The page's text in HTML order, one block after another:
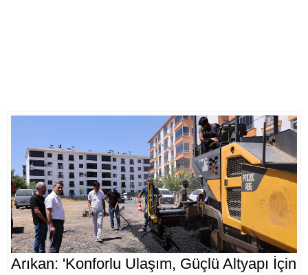
Arıkan: 'Konforlu Ulaşım, Güçlü Altyapı İçin